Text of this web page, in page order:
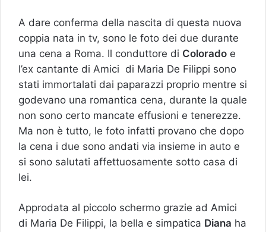
A dare conferma della nascita di questa nuova
coppia nata in tv, sono le foto dei due durante
una cena a Roma. Il conduttore di Colorado e
l’ex cantante di Amici di Maria De Filippi sono
stati immortalati dai paparazzi proprio mentre si
godevano una romantica cena, durante la quale
non sono certo mancate effusioni e tenerezze.
Ma non è tutto, le foto infatti provano che dopo
la cena i due sono andati via insieme in auto e
si sono salutati affettuosamente sotto casa di
lei.
Approdata al piccolo schermo grazie ad Amici
di Maria De Filippi, la bella e simpatica Diana ha